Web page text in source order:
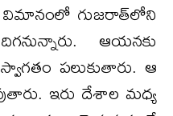
విమానంలో గుజరాత్​లోని
ఆయనకు
పలుకుతారు. ఆ
ఇరు దేశాల మధ్య